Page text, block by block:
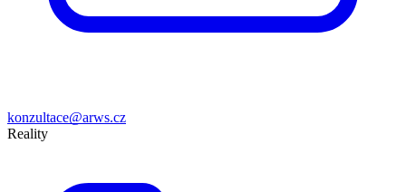
konzultace@arws.cz
Reality